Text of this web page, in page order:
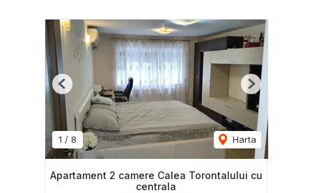
1 / 8 Harta
Previous Next
Apartament 2 camere Calea Torontalului cu
centrala